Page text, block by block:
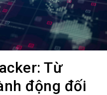
Từ
động đối